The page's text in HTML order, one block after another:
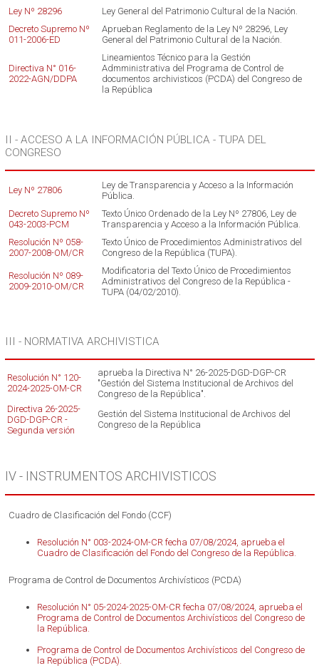
Ley Nº 28296
Ley General del Patrimonio Cultural de la Nación.
Decreto Supremo Nº
011-2006-ED
Aprueban Reglamento de la Ley Nº 28296, Ley
General del Patrimonio Cultural de la Nación.
Directiva N° 016-
2022-AGN/DDPA
Lineamientos Técnico para la Gestión
Admministrativa del Programa de Control de
documentos archivisticos (PCDA) del Congreso de
la República
II - ACCESO A LA INFORMACIÓN PÚBLICA - TUPA DEL
CONGRESO
Ley Nº 27806
Ley de Transparencia y Acceso a la Información
Pública.
Decreto Supremo Nº
043-2003-PCM
Texto Único Ordenado de la Ley Nº 27806, Ley de
Transparencia y Acceso a la Información Pública.
Resolución Nº 058-
2007-2008-OM/CR
Texto Único de Procedimientos Administrativos del
Congreso de la República (TUPA).
Resolución Nº 089-
2009-2010-OM/CR
Modificatoria del Texto Único de Procedimientos
Administrativos del Congreso de la República -
TUPA (04/02/2010).
III - NORMATIVA ARCHIVISTICA
Resolución N° 120-
2024-2025-OM-CR
aprueba la Directiva N° 26-2025-DGD-DGP-CR
"Gestión del Sistema Institucional de Archivos del
Congreso de la República".
Directiva 26-2025-
DGD-DGP-CR -
Segunda versión
Gestión del Sistema Institucional de Archivos del
Congreso de la República
IV - INSTRUMENTOS ARCHIVISTICOS
Cuadro de Clasificación del Fondo (CCF)
Resolución N° 003-2024-OM-CR fecha 07/08/2024, aprueba el
Cuadro de Clasificación del Fondo del Congreso de la República.
Programa de Control de Documentos Archivísticos (PCDA)
Resolución N° 05-2024-2025-OM-CR fecha 07/08/2024, aprueba el
Programa de Control de Documentos Archivísticos del Congreso de
la República.
Programa de Control de Documentos Archivísticos del Congreso de
la República (PCDA).